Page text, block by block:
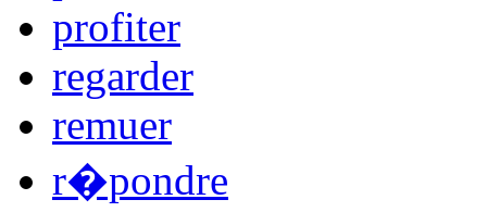
profiter
regarder
remuer
r�pondre